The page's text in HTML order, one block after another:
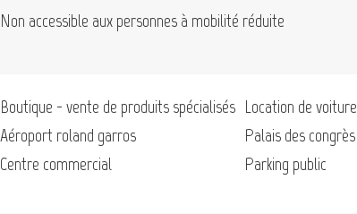
Non accessible aux personnes à mobilité réduite
Boutique - vente de produits spécialisés
Aéroport roland garros
Centre commercial
Location de voiture
Palais des congrès
Parking public